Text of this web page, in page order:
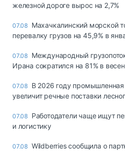
железной дороге вырос на 2,7%
07.08 Махачкалинский морской
перевалку грузов на 45,9% в
07.08 Международный
Ирана сократился на 81% в
07.08 В 2026 году промышленная
увеличит речные поставки
07.08 Работодатели чаще ищут
и логистику
07.08 Wildberries сообщила о